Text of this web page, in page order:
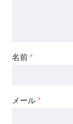
名前 *
メール *